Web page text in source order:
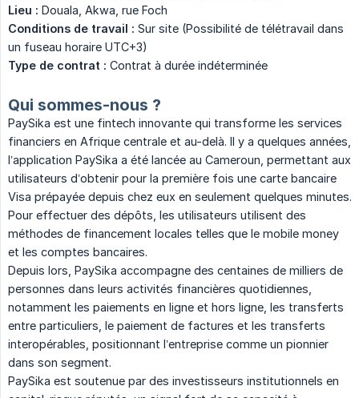
Lieu : Douala, Akwa, rue Foch
Conditions de travail : Sur site (Possibilité de télétravail dans
un fuseau horaire UTC+3)
Type de contrat : Contrat à durée indéterminée
Qui sommes-nous ?
PaySika est une fintech innovante qui transforme les services
financiers en Afrique centrale et au-delà. Il y a quelques années,
l’application PaySika a été lancée au Cameroun, permettant aux
utilisateurs d’obtenir pour la première fois une carte bancaire
Visa prépayée depuis chez eux en seulement quelques minutes.
Pour effectuer des dépôts, les utilisateurs utilisent des
méthodes de financement locales telles que le mobile money
et les comptes bancaires.
Depuis lors, PaySika accompagne des centaines de milliers de
personnes dans leurs activités financières quotidiennes,
notamment les paiements en ligne et hors ligne, les transferts
entre particuliers, le paiement de factures et les transferts
interopérables, positionnant l’entreprise comme un pionnier
dans son segment.
PaySika est soutenue par des investisseurs institutionnels en